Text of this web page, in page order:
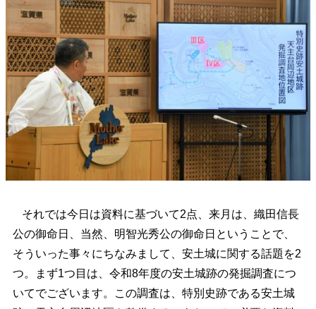
それでは今日は資料に基づいて2点、来月は、織田信長
公の御命日、当然、明智光秀公の御命日ということで、
そういった事々にちなみまして、安土城に関する話題を2
つ。まず1つ目は、令和8年度の安土城跡の発掘調査につ
いてでございます。この調査は、特別史跡である安土城